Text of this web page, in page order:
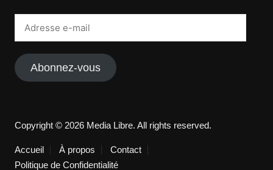
Abonnez-vous
Copyright © 2026 Media Libre. All rights reserved.
Accueil À propos
Contact
Politique de Confidentialité